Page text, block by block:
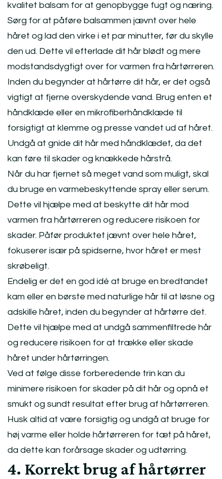
kvalitet balsam for at genopbygge fugt og næring.
Sørg for at påføre balsammen jævnt over hele
håret og lad den virke i et par minutter, før du skylle
den ud. Dette vil efterlade dit hår blødt og mere
modstandsdygtigt over for varmen fra hårtørreren.
Inden du begynder at hårtørre dit hår, er det også
vigtigt at fjerne overskydende vand. Brug enten et
håndklæde eller en mikrofiberhåndklæde til
forsigtigt at klemme og presse vandet ud af håret.
Undgå at gnide dit hår med håndklædet, da det
kan føre til skader og knækkede hårstrå.
Når du har fjernet så meget vand som muligt, skal
du bruge en varmebeskyttende spray eller serum.
Dette vil hjælpe med at beskytte dit hår mod
varmen fra hårtørreren og reducere risikoen for
skader. Påfør produktet jævnt over hele håret,
fokuserer især på spidserne, hvor håret er mest
skrøbeligt.
Endelig er det en god idé at bruge en bredtandet
kam eller en børste med naturlige hår til at løsne og
adskille håret, inden du begynder at hårtørre det.
Dette vil hjælpe med at undgå sammenfiltrede hår
og reducere risikoen for at trække eller skade
håret under hårtørringen.
Ved at følge disse forberedende trin kan du
minimere risikoen for skader på dit hår og opnå et
smukt og sundt resultat efter brug af hårtørreren.
Husk altid at være forsigtig og undgå at bruge for
høj varme eller holde hårtørreren for tæt på håret,
da dette kan forårsage skader og udtørring.
4. Korrekt brug af hårtørrer